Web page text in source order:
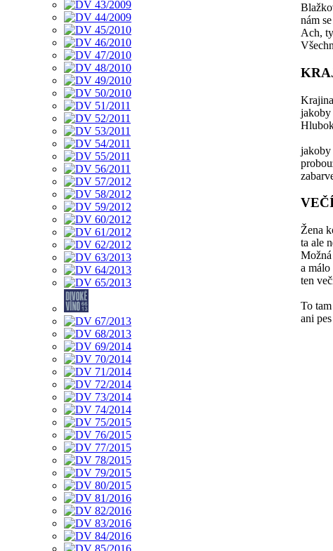
nám
Ach,
jakoby
jakoby
Žena
ta ale
a málo
ten
To
ani